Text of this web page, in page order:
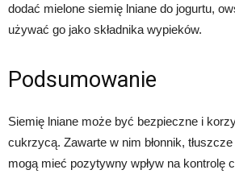
dodać mielone siemię lniane do jogurtu,
używać go jako składnika wypieków.
Podsumowanie
Siemię lniane może być bezpieczne i
cukrzycą. Zawarte w nim błonnik,
mogą mieć pozytywny wpływ na kontrolę